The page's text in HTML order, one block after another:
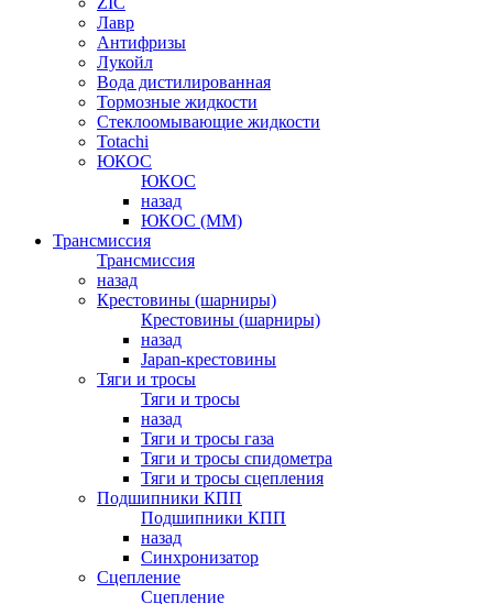
Лавр
Антифризы
Лукойл
Вода дистилированная
Тормозные жидкости
Стеклоомывающие жидкости
Totachi
ЮКОС
ЮКОС
назад
ЮКОС (ММ)
Трансмиссия
Трансмиссия
назад
Крестовины (шарниры)
Крестовины (шарниры)
назад
Japan-крестовины
Тяги и тросы
Тяги и тросы
назад
Тяги и тросы газа
Тяги и тросы спидометра
Тяги и тросы сцепления
Подшипники КПП
Подшипники КПП
назад
Синхронизатор
Сцепление
Сцепление